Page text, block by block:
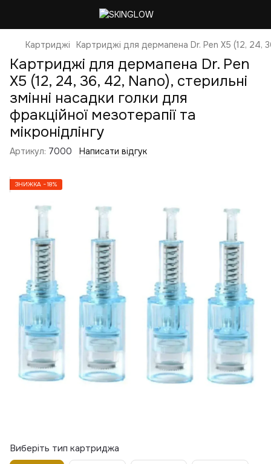
Картриджі Картриджі для дермапена Dr. Pen X5 (12, 24,
Картриджі для дермапена Dr. Pen
X5 (12, 24, 36, 42, Nano), стерильні
змінні насадки голки для
фракційної мезотерапії та
мікронідлінгу
Артикул: 7000 Написати відгук
ЗНИЖКА −18%
Виберіть тип картриджа